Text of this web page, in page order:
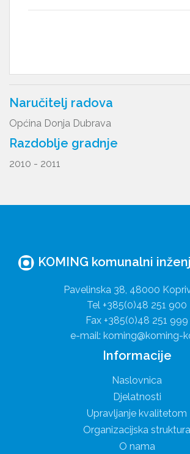
Naručitelj radova
Općina Donja Dubrava
Razdoblje gradnje
2010 - 2011
KOMING komunalni
Pavelinska 38, 48000
Tel +385(0)48 251 900
Fax +385(0)48 251 999
e-mail: koming@koming-
Informacije
Naslovnica
Djelatnosti
Upravljanje kvalitetom
Organizacijska struktura
O nama